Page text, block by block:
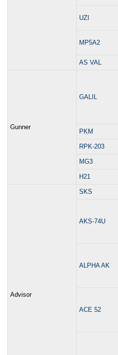
UZI
MP5A2
AS VAL
Gunner
GALIL
PKM
RPK-203
MG3
H21
Advisor
SKS
AKS-74U
ALPHA AK
ACE 52